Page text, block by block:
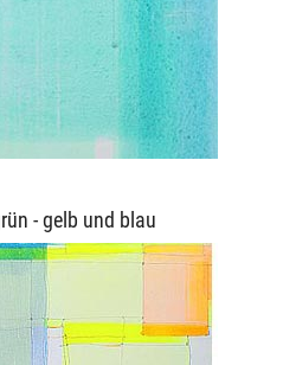
- gelb und blau